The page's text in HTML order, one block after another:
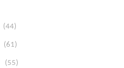
(44)
(61)
(55)